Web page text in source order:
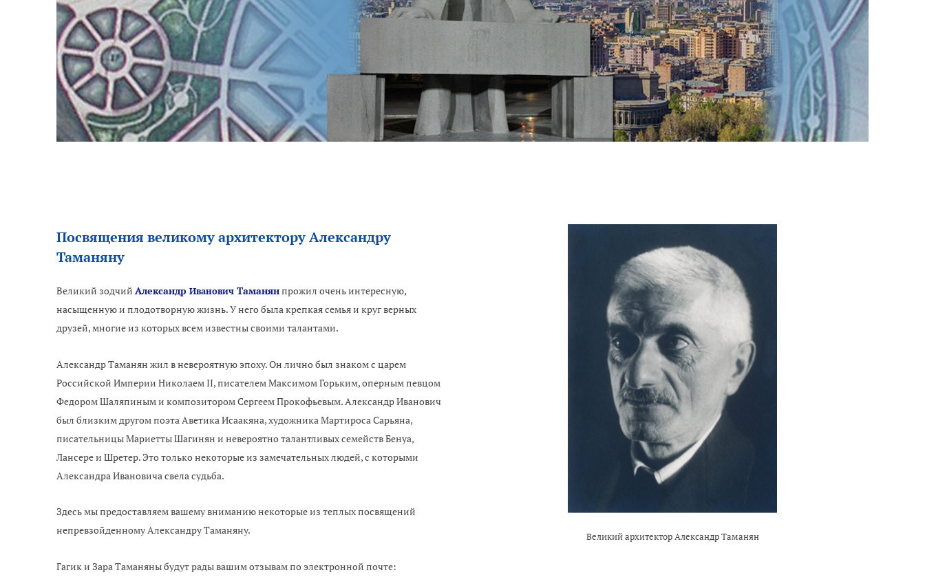
Посвящения великому архитектору Александру
Таманяну
Великий зодчий Александр Иванович Таманянпрожил очень интересную,
насыщенную и плодотворную жизнь. У него была крепкая семья и круг верных
друзей, многие из которых всем известны своими талантами.
Александр Таманян жил в невероятную эпоху. Он лично был знаком с царем
Российской Империи Николаем II, писателем Максимом Горьким, оперным певцом
Федором Шаляпиным и композитором Сергеем Прокофьевым. Александр Иванович
был близким другом поэта Аветика Исаакяна, художника Мартироса Сарьяна,
писательницы Мариетты Шагинян и невероятно талантливых семейств Бенуа,
Лансере и Шретер. Это только некоторые из замечательных людей, с которыми
Александра Ивановича свела судьба.
Здесь мы предоставляем вашему вниманию некоторые из теплых посвящений
непревзойденному Александру Таманяну.
Гагик и Зара Таманяны будут рады вашим отзывам по электронной почте:
Великий архитектор Александр Таманян